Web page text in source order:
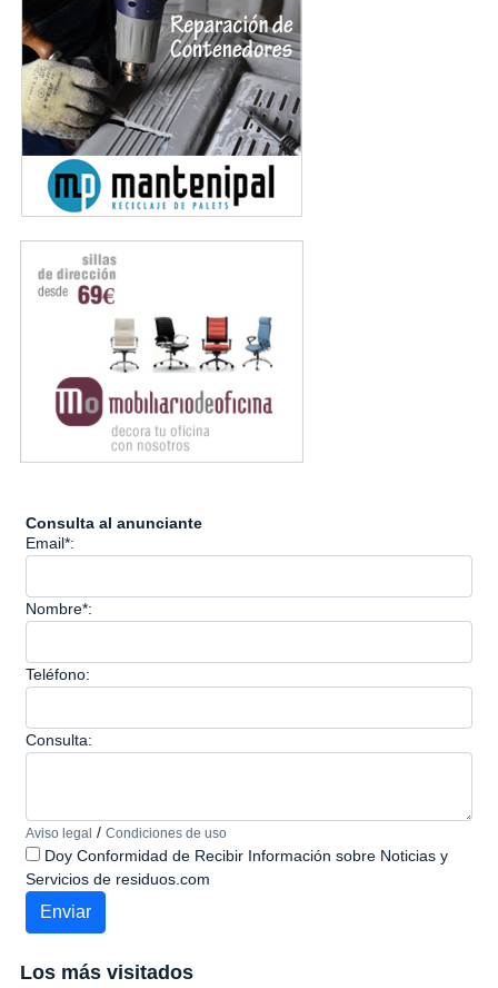
Consulta al anunciante
Email*:
Nombre*:
Teléfono:
Consulta:
Aviso legal / Condiciones de uso
Doy Conformidad de Recibir Información sobre Noticias y
Servicios de residuos.com
Los más visitados